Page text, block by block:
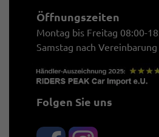
Öffnungszeiten
Montag bis Freitag 08:00-
Samstag nach Vereinbarung
Folgen Sie uns